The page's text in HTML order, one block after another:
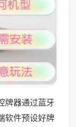
牌器通过蓝牙
软件预设好牌